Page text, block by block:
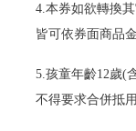
4.本券如欲轉換
皆可依券面商品
5.孩童年齡12歲(
不得要求合併抵